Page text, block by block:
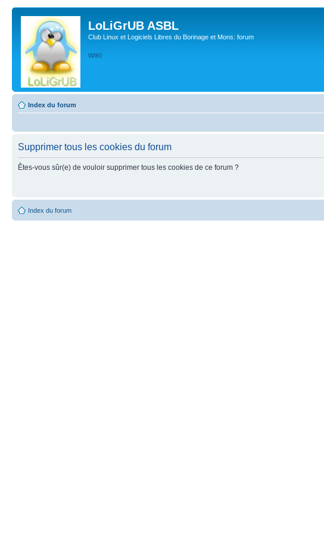
LoLiGrUB ASBL
Club Linux et Logiciels Libres du Borinage et Mons: forum
WIKI
Index du forum
Supprimer tous les cookies du forum
Êtes-vous sûr(e) de vouloir supprimer tous les cookies de ce forum ?
Index du forum